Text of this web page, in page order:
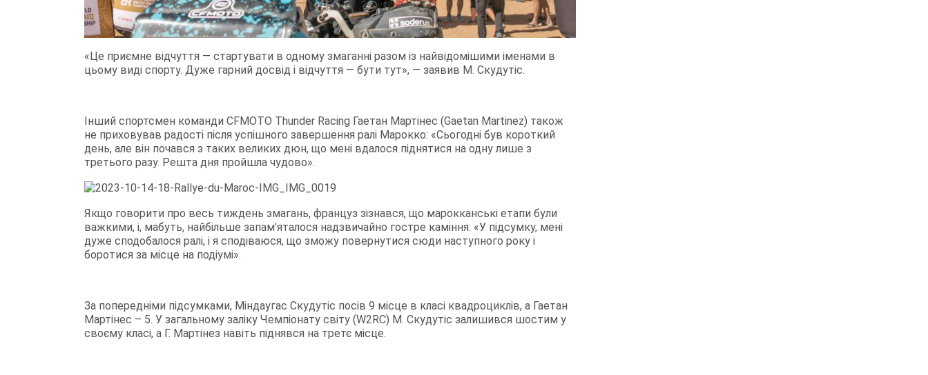
«Це приємне відчуття — стартувати в одному змаганні разом із найвідомішими іменами в
цьому виді спорту. Дуже гарний досвід і відчуття — бути тут», — заявив М. Скудутіс.
Інший спортсмен команди CFMOTO Thunder Racing Гаетан Мартінес (Gaetan Martinez) також
не приховував радості після успішного завершення ралі Марокко: «Сьогодні був короткий
день, але він почався з таких великих дюн, що мені вдалося піднятися на одну лише з
третього разу. Решта дня пройшла чудово».
Якщо говорити про весь тиждень змагань, француз зізнався, що марокканські етапи були
важкими, і, мабуть, найбільше запам’яталося надзвичайно гостре каміння: «У підсумку, мені
дуже сподобалося ралі, і я сподіваюся, що зможу повернутися сюди наступного року і
боротися за місце на подіумі».
За попередніми підсумками, Міндаугас Скудутіс посів 9 місце в класі квадроциклів, а Гаетан
Мартінес – 5. У загальному заліку Чемпіонату світу (W2RC) М. Скудутіс залишився шостим у
своєму класі, а Г. Мартінез навіть піднявся на третє місце.